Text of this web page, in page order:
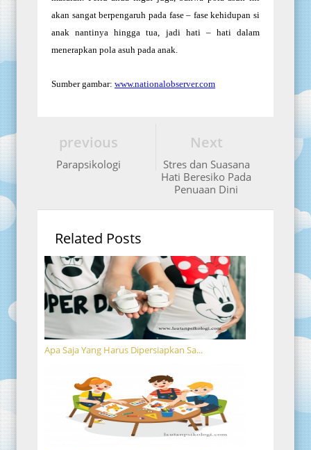
akan sangat berpengaruh pada fase – fase kehidupan si
anak nantinya hingga tua, jadi hati – hati dalam
menerapkan pola asuh pada anak.
Sumber gambar: www.nationalobserver.com
Next
Stres dan Suasana
Hati Beresiko Pada
Penuaan Dini
previous
Parapsikologi
Related Posts
Apa Saja Yang Harus Dipersiapkan Sa...